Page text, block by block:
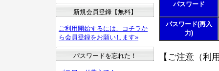
パスワード
パスワード(再入
力)
【ご注意（利
新規会員登録【無料】
ご利用開始するには、コチラか
ら会員登録をお願いします»
パスワードを忘れた！